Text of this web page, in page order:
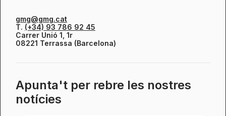
gmg@gmg.cat
T. (+34) 93 786 92 45
Carrer Unió 1, 1r
08221 Terrassa (Barcelona)
Apunta't per rebre les nostres
notícies